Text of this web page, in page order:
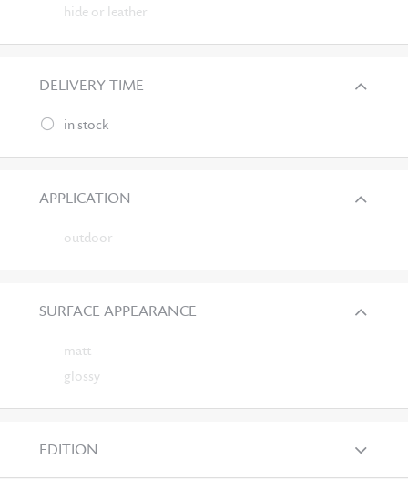
hide or leather
DELIVERY TIME
in stock
APPLICATION
outdoor
SURFACE APPEARANCE
matt
glossy
EDITION